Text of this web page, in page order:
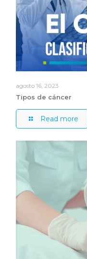
agosto 16, 2023
Tipos de cáncer
Read more